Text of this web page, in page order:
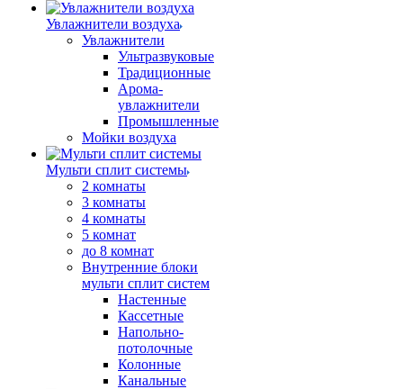
Увлажнители воздуха
Увлажнители
Ультразвуковые
Традиционные
Арома-
увлажнители
Промышленные
Мойки воздуха
Мульти сплит системы
2 комнаты
3 комнаты
4 комнаты
5 комнат
до 8 комнат
Внутренние блоки
мульти сплит систем
Настенные
Кассетные
Напольно-
потолочные
Колонные
Канальные